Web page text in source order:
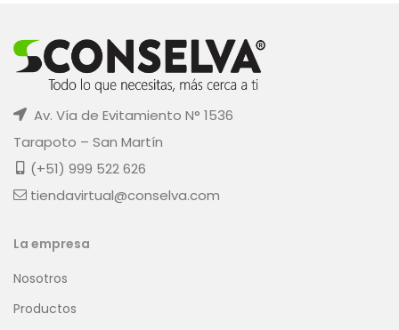
Av. Vía de Evitamiento N° 1536
Tarapoto – San Martín
(+51) 999 522 626
tiendavirtual@conselva.com
La empresa
Nosotros
Productos